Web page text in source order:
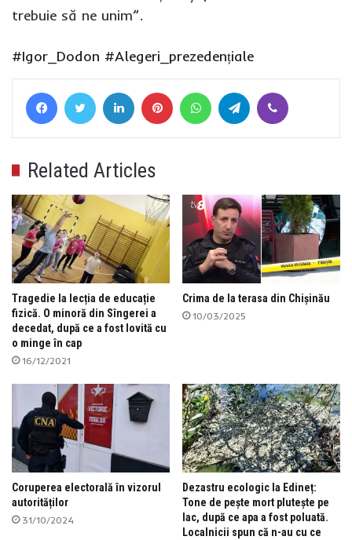
trebuie să ne unim”.
#Igor_Dodon #Alegeri_prezedențiale
FacebookTwitter LinkedIn Pinterest WhatsAppTelegram
Related Articles
Tragedie la lecția de educație
fizică. O minoră din Sîngerei a
decedat, după ce a fost lovită cu
o minge în cap
16/12/2021
Crima de la terasa din Chișinău
10/03/2025
Coruperea electorală în vizorul
autorităților
31/10/2024
Dezastru ecologic la Edineț:
Tone de pește mort plutește pe
lac, după ce apa a fost poluată.
Localnicii spun că n-au cu ce